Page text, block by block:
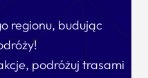
regionu, budując
podróżuj trasami